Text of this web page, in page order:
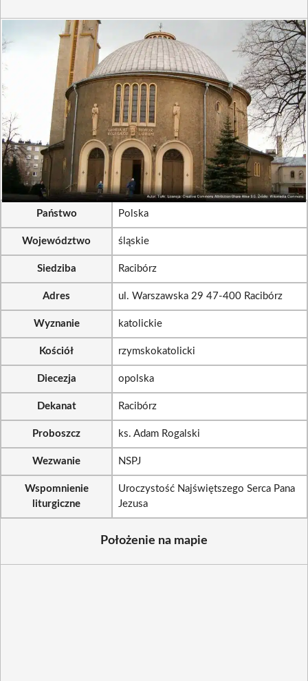
Państwo Polska
Województwo śląskie
Siedziba Racibórz
Adres ul. Warszawska 29 47-400 Racibórz
Wyznanie katolickie
Kościół rzymskokatolicki
Diecezja opolska
Dekanat Racibórz
Proboszcz ks. Adam Rogalski
Wezwanie NSPJ
Wspomnienie
liturgiczne
Uroczystość Najświętszego Serca Pana
Jezusa
Położenie na mapie